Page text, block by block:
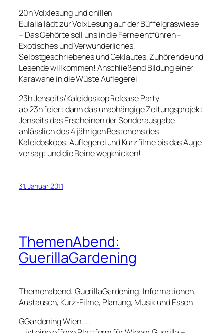
20h Volxlesung und chillen
Eulalia lädt zur VolxLesung auf der Büffelgraswiese
– Das Gehörte soll uns in die Ferne entführen –
Exotisches und Verwunderliches,
Selbstgeschriebenes und Geklautes, Zuhörende und
Lesende willkommen! Anschließend Bildung einer
Karawane in die Wüste Auflegerei
23h Jenseits/Kaleidoskop Release Party
ab 23h feiert dann das unabhängige Zeitungsprojekt
Jenseits das Erscheinen der Sonderausgabe
anlässlich des 4 jährigen Bestehens des
Kaleidoskops. Auflegerei und Kurzfilme bis das Auge
versagt und die Beine wegknicken!
31. Januar 2011
ThemenAbend:
GuerillaGardening
Themenabend: GuerillaGardening; Informationen,
Austausch, Kurz-Filme, Planung, Musik und Essen
GGardening Wien . . .